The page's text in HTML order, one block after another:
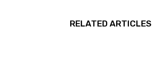
RELATED ARTICLES